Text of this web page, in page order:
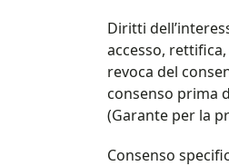
Diritti
accesso,
revoca del
consenso prima
(Garante per la
Consenso